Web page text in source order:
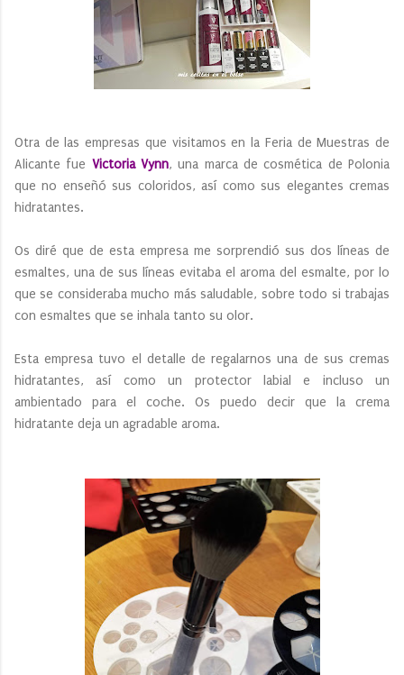
Otra de las empresas que visitamos en la Feria de Muestras de
Alicante fue Victoria Vynn, una marca de cosmética de Polonia
que no enseñó sus coloridos, así como sus elegantes cremas
hidratantes.
Os diré que de esta empresa me sorprendió sus dos líneas de
esmaltes, una de sus líneas evitaba el aroma del esmalte, por lo
que se consideraba mucho más saludable, sobre todo si trabajas
con esmaltes que se inhala tanto su olor.
Esta empresa tuvo el detalle de regalarnos una de sus cremas
hidratantes, así como un protector labial e incluso un
ambientado para el coche. Os puedo decir que la crema
hidratante deja un agradable aroma.